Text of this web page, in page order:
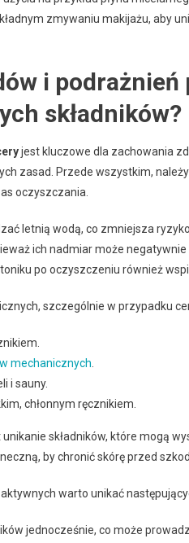
zmywaniu makijażu, aby
i
składników?
jest kluczowe dla zachowania
zasad. Przede wszystkim,
oczyszczania.
letnią wodą, co zmniejsza
ich nadmiar może negatywnie
po oczyszczeniu również
szczególnie w przypadku
mechanicznych
i sauny.
chłonnym ręcznikiem.
składników, które mogą
by chronić skórę przed
warto unikać
jednocześnie, co może